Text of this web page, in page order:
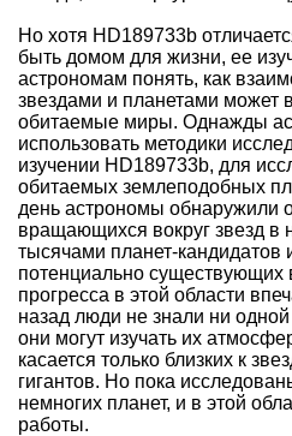
Но хотя HD189733b
быть домом для жизни, ее
астрономам понять, как
звездами и планетами может
обитаемые миры. Однажды
использовать методики
изучении HD189733b, для
обитаемых землеподобных
день астрономы обнаружили
вращающихся вокруг звезд в
тысячами планет-кандидатов
потенциально существующих
прогресса в этой области
назад люди не знали ни
они могут изучать их
касается только близких к
гигантов. Но пока
немногих планет, и в этой
работы.